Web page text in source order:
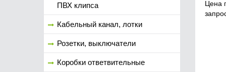
ПВХ клипса
Кабельный канал, лотки
Розетки, выключатели
Коробки ответвительные
Цена